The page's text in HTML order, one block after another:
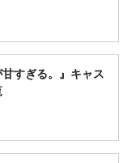
すぎる。』キャス